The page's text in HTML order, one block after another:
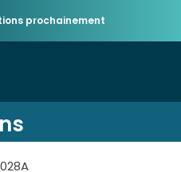
prochainement